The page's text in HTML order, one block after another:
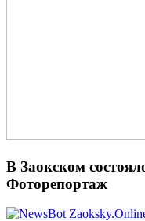
В Заокском
Фоторепортаж